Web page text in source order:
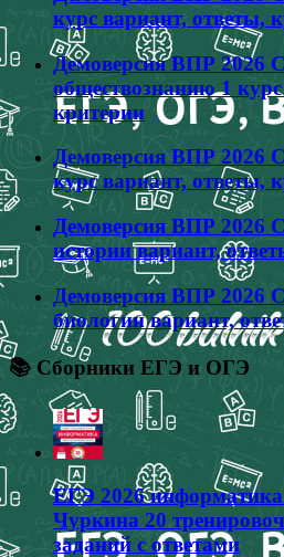
курс вариант, ответы,
Демоверсия ВПР 2026
обществознанию 1
критерии
Демоверсия ВПР 2026
курс вариант, ответы,
Демоверсия ВПР 2026
истории вариант,
Демоверсия ВПР 2026
биологии вариант,
📚 Сборники ЕГЭ и ОГЭ
ЕГЭ 2026
Чуркина 20
заданий с ответами